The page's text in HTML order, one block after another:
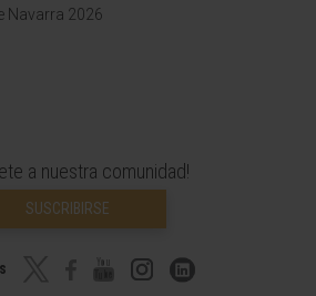
Navarra 2026
a nuestra comunidad!
SUSCRIBIRSE